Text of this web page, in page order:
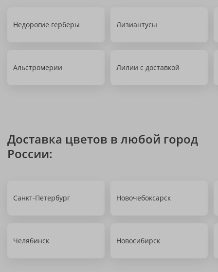
Недорогие герберы Лизиантусы
Альстромерии Лилии с доставкой
Доставка цветов в любой город
России:
Санкт-Петербург Новочебоксарск
Челябинск Новосибирск